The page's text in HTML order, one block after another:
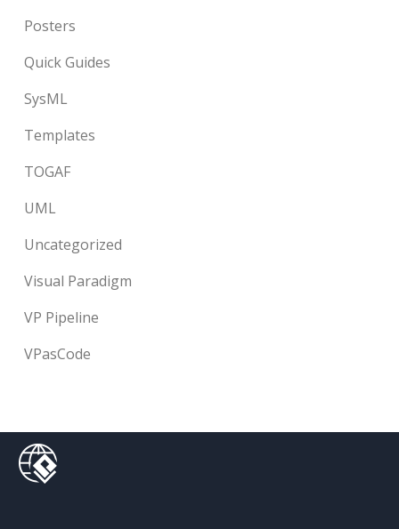
Posters
Quick Guides
SysML
Templates
TOGAF
UML
Uncategorized
Visual Paradigm
VP Pipeline
VPasCode